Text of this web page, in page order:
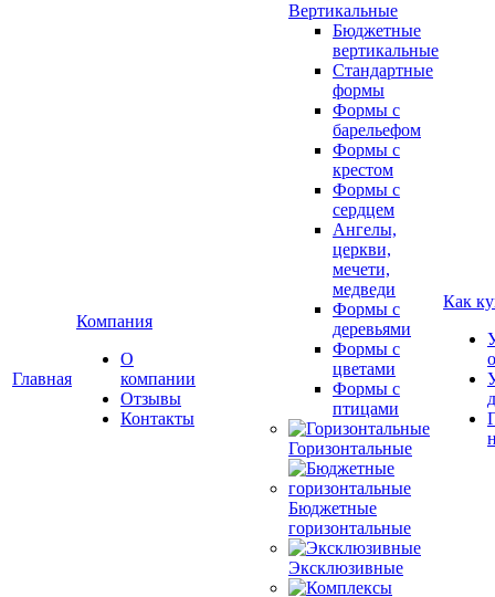
Главная
Компания
О
компании
Отзывы
Контакты
Вертикальные
Бюджетные
вертикальные
Стандартные
формы
Формы с
барельефом
Формы с
крестом
Формы с
сердцем
Ангелы,
церкви,
мечети,
медведи
Формы с
деревьями
Формы с
цветами
Формы с
птицами
Горизонтальные
Бюджетные
горизонтальные
Эксклюзивные
Как